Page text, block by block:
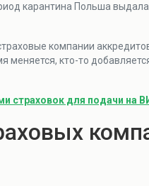
карантина Польша
компании
кто-то
страховок для подачи на